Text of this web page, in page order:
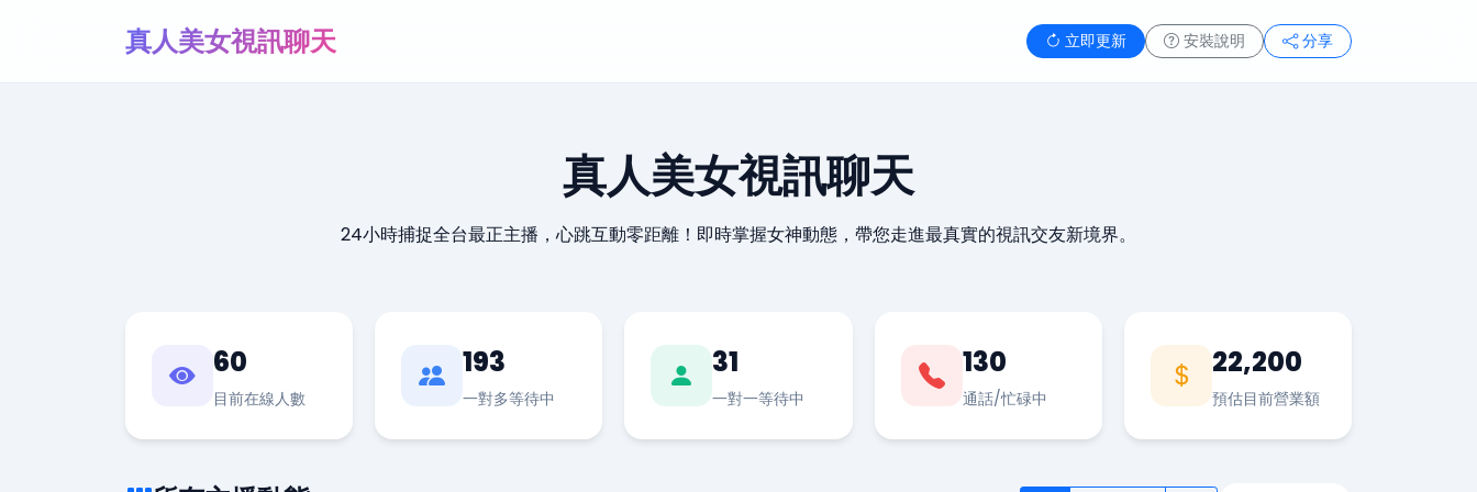
真人美女視訊聊天 立即更新 安裝說明 分享
真人美女視訊聊天
24小時捕捉全台最正主播，心跳互動零距離！即時掌握女神動態，帶您走進最真實的視訊交友新境界。
60
目前在線人數
193
一對多等待中
31
一對一等待中
130
通話/忙碌中
22,200
預估目前營業額